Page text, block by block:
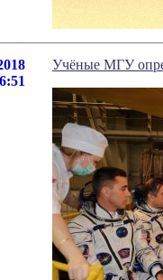
Учёные МГУ